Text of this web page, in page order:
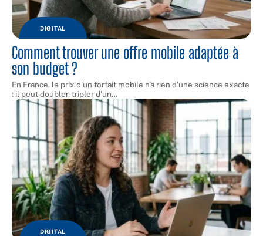
DIGITAL
Comment trouver une offre mobile adaptée à
son budget ?
En France, le prix d'un forfait mobile n'a rien d'une science exacte
: il peut doubler, tripler d'un…
DIGITAL